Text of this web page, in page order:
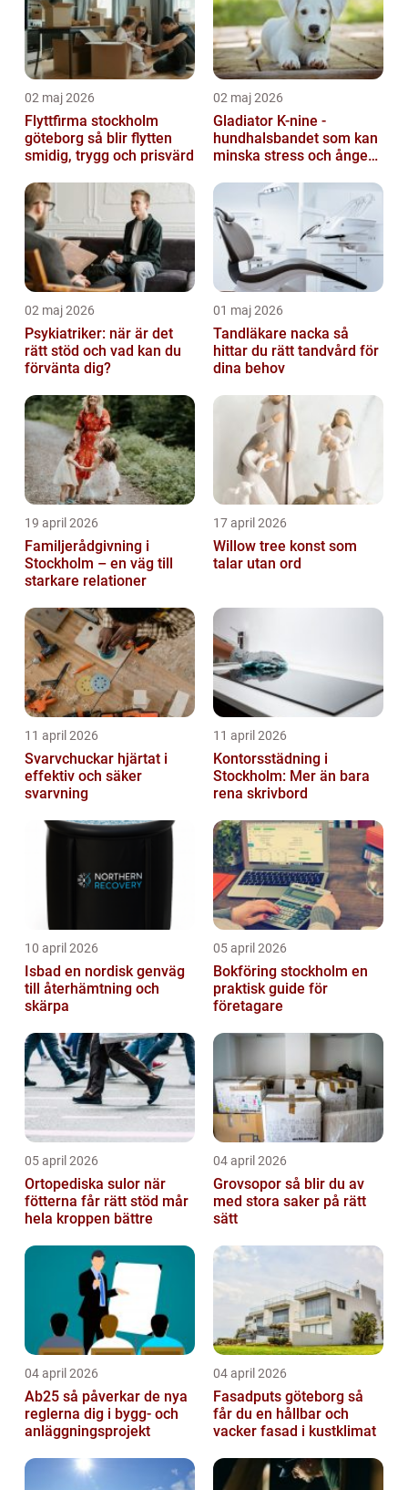
02 maj 2026
Flyttfirma stockholm
göteborg så blir flytten
smidig, trygg och prisvärd
02 maj 2026
Gladiator K-nine -
hundhalsbandet som kan
minska stress och ångest
02 maj 2026
Psykiatriker: när är det
rätt stöd och vad kan du
förvänta dig?
01 maj 2026
Tandläkare nacka så
hittar du rätt tandvård för
dina behov
19 april 2026
Familjerådgivning i
Stockholm – en väg till
starkare relationer
17 april 2026
Willow tree konst som
talar utan ord
11 april 2026
Svarvchuckar hjärtat i
effektiv och säker
svarvning
11 april 2026
Kontorsstädning i
Stockholm: Mer än bara
rena skrivbord
10 april 2026
Isbad en nordisk genväg
till återhämtning och
skärpa
05 april 2026
Bokföring stockholm en
praktisk guide för
företagare
05 april 2026
Ortopediska sulor när
fötterna får rätt stöd mår
hela kroppen bättre
04 april 2026
Grovsopor så blir du av
med stora saker på rätt
sätt
04 april 2026
Ab25 så påverkar de nya
reglerna dig i bygg- och
anläggningsprojekt
04 april 2026
Fasadputs göteborg så
får du en hållbar och
vacker fasad i kustklimat